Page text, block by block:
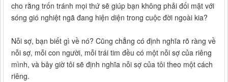
cho rằng trốn tránh mọi thứ sẽ giúp bạn không phải đối mặt với
sóng gió nghiệt ngã đang hiện diện trong cuộc đời ngoài kia?
Nỗi sợ, bạn biết gì về nó? Cũng chẳng có định nghĩa rõ ràng về
nỗi sợ, mỗi con người, mỗi trái tim đều có một nỗi sợ của riêng
mình, và bây giờ tôi sẽ định nghĩa nỗi sợ của tôi theo một cách
riêng.